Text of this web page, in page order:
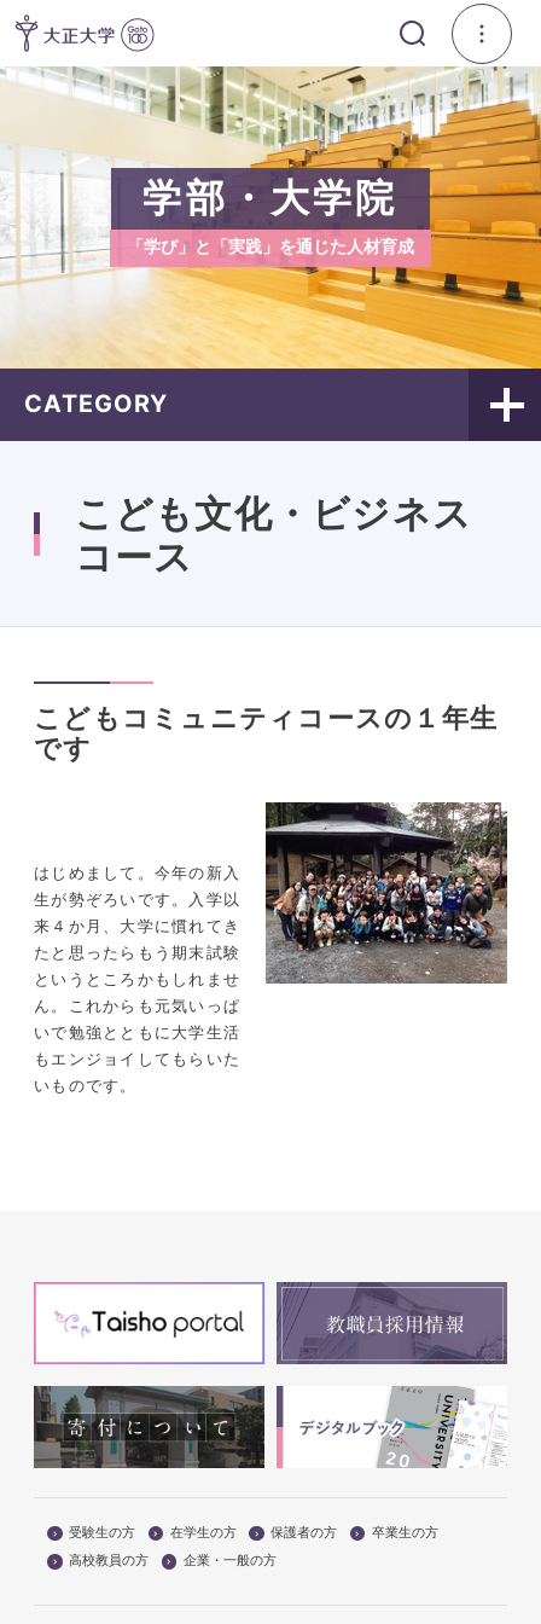
学部・大学院
「学び」と「実践」を通じた人材育成
CATEGORY
こども文化・ビジネス
コース
こどもコミュニティコースの１年生
です
はじめまして。今年の新入
生が勢ぞろいです。入学以
来４か月、大学に慣れてき
たと思ったらもう期末試験
というところかもしれませ
ん。これからも元気いっぱ
いで勉強とともに大学生活
もエンジョイしてもらいた
いものです。
受験生の方 在学生の方 保護者の方
卒業生の方
高校教員の方
企業・一般の方